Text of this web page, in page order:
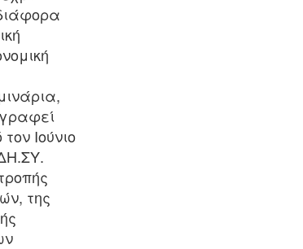
Ιούνιο
της